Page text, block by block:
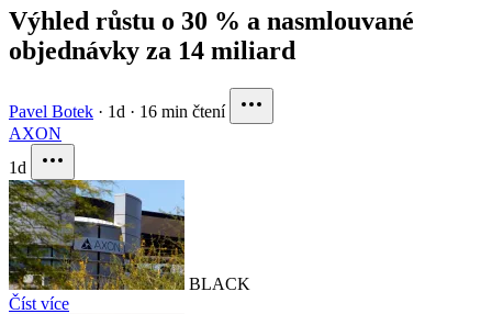
Výhled růstu o 30 % a nasmlouvané
objednávky za 14 miliard
Pavel Botek · 1d · 16 min čtení
AXON
1d
BLACK
Číst více